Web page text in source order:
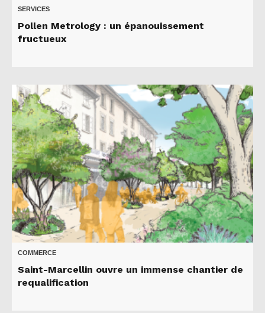
SERVICES
Pollen Metrology : un épanouissement
fructueux
COMMERCE
Saint-Marcellin ouvre un immense chantier de
requalification